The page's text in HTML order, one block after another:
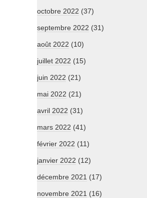
octobre 2022 (37)
septembre 2022 (31)
août 2022 (10)
juillet 2022 (15)
juin 2022 (21)
mai 2022 (21)
avril 2022 (31)
mars 2022 (41)
février 2022 (11)
janvier 2022 (12)
décembre 2021 (17)
novembre 2021 (16)